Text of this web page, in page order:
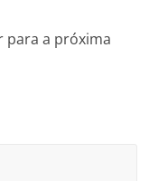
para a próxima